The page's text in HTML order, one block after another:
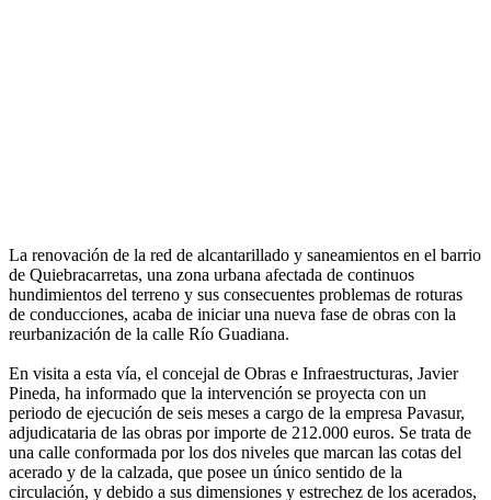
La renovación de la red de alcantarillado y saneamientos en el barrio
de Quiebracarretas, una zona urbana afectada de continuos
hundimientos del terreno y sus consecuentes problemas de roturas
de conducciones, acaba de iniciar una nueva fase de obras con la
reurbanización de la calle Río Guadiana.
En visita a esta vía, el concejal de Obras e Infraestructuras, Javier
Pineda, ha informado que la intervención se proyecta con un
periodo de ejecución de seis meses a cargo de la empresa Pavasur,
adjudicataria de las obras por importe de 212.000 euros. Se trata de
una calle conformada por los dos niveles que marcan las cotas del
acerado y de la calzada, que posee un único sentido de la
circulación, y debido a sus dimensiones y estrechez de los acerados,